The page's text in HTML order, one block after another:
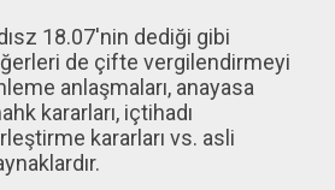
18.07'nin dediği gibi
de çifte vergilendirmeyi
anlaşmaları, anayasa
kararları, içtihadı
kararları vs. asli